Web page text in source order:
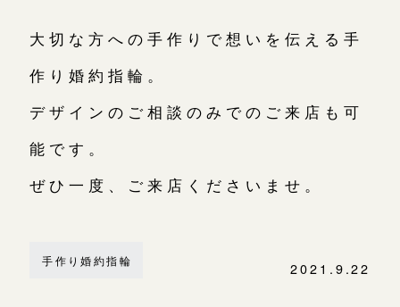
大切な方への手作りで想いを伝える手
作り婚約指輪。
デザインのご相談のみでのご来店も可
能です。
ぜひ一度、ご来店くださいませ。
手作り婚約指輪 2021.9.22